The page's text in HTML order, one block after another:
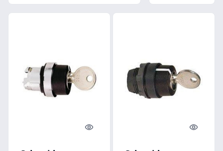
Quick look Quick